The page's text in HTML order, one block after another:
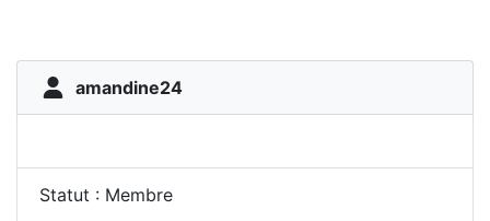
amandine24
Statut : Membre